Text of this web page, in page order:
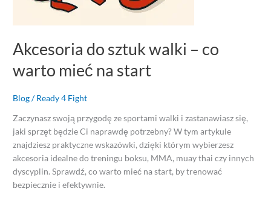
Akcesoria do sztuk walki – co
warto mieć na start
Blog/Ready 4 Fight
Zaczynasz swoją przygodę ze sportami walki i zastanawiasz się,
jaki sprzęt będzie Ci naprawdę potrzebny? W tym artykule
znajdziesz praktyczne wskazówki, dzięki którym wybierzesz
akcesoria idealne do treningu boksu, MMA, muay thai czy innych
dyscyplin. Sprawdź, co warto mieć na start, by trenować
bezpiecznie i efektywnie.